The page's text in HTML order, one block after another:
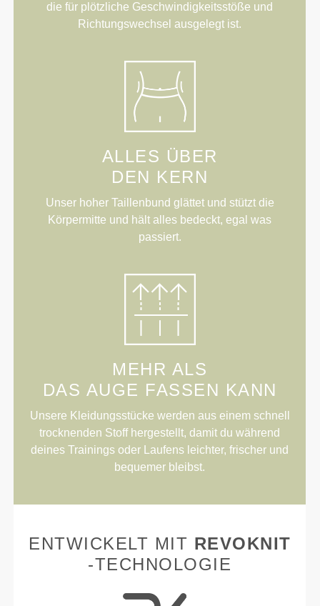
die für plötzliche Geschwindigkeitsstöße und
Richtungswechsel ausgelegt ist.
ALLES ÜBER
DEN KERN
Unser hoher Taillenbund glättet und stützt die
Körpermitte und hält alles bedeckt, egal was
passiert.
MEHR ALS
DAS AUGE FASSEN KANN
Unsere Kleidungsstücke werden aus einem schnell
trocknenden Stoff hergestellt, damit du während
deines Trainings oder Laufens leichter, frischer und
bequemer bleibst.
ENTWICKELT MIT REVOKNIT
-TECHNOLOGIE